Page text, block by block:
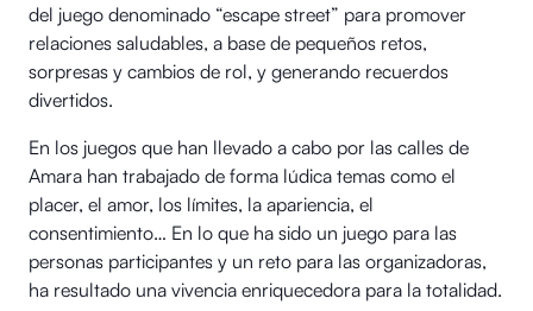
del juego denominado “escape street” para promover
relaciones saludables, a base de pequeños retos,
sorpresas y cambios de rol, y generando recuerdos
divertidos.
En los juegos que han llevado a cabo por las calles de
Amara han trabajado de forma lúdica temas como el
placer, el amor, los límites, la apariencia, el
consentimiento… En lo que ha sido un juego para las
personas participantes y un reto para las organizadoras,
ha resultado una vivencia enriquecedora para la totalidad.